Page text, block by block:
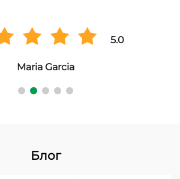
5.0
Maria Garcia
Блог